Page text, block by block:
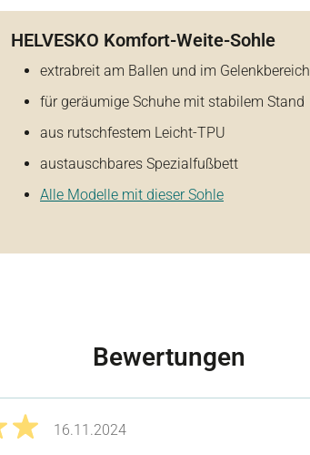
HELVESKO Komfort-Weite-Sohle
extrabreit am Ballen und im Gelenkbereich
für geräumige Schuhe mit stabilem Stand
aus rutschfestem Leicht-TPU
austauschbares Spezialfußbett
Alle Modelle mit dieser Sohle
Bewertungen
16.11.2024